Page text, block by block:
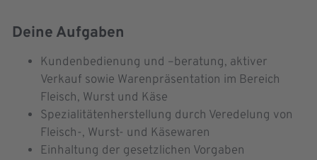
Deine Aufgaben
Kundenbedienung und –beratung, aktiver
Verkauf sowie Warenpräsentation im Bereich
Fleisch, Wurst und Käse
Spezialitätenherstellung durch Veredelung von
Fleisch-, Wurst- und Käsewaren
Einhaltung der gesetzlichen Vorgaben